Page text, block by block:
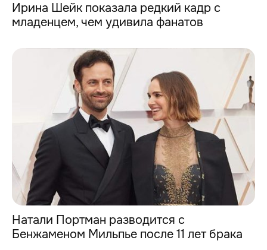
Ирина Шейк показала редкий кадр с
младенцем, чем удивила фанатов
Натали Портман разводится с
Бенжаменом Мильпье после 11 лет брака